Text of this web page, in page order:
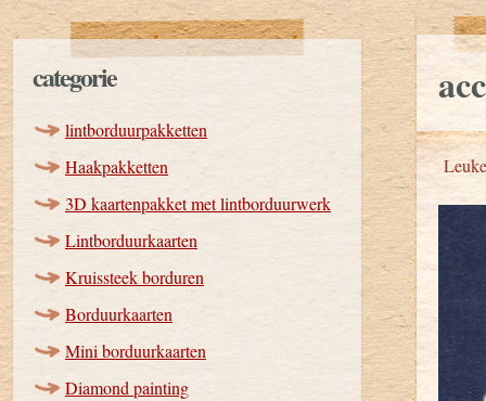
categorie
lintborduurpakketten
Haakpakketten
3D kaartenpakket met lintborduurwerk
Lintborduurkaarten
Kruissteek borduren
Borduurkaarten
Mini borduurkaarten
Diamond painting